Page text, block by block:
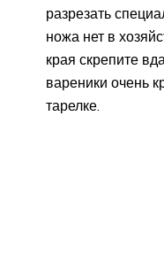
разрезать
ножа нет в
края скрепите
вареники очень
тарелке.